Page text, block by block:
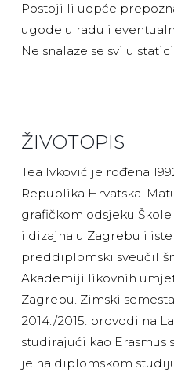
Postoji li uopće
ugode u radu i
Ne snalaze se svi u
ŽIVOTOPIS
Tea Ivković je rođena
Republika Hrvatska.
grafičkom odsjeku
i dizajna u Zagrebu i
preddiplomski
Akademiji likovnih
Zagrebu. Zimski
2014./2015. provodi na
studirajući kao Erasmus
je na diplomskom